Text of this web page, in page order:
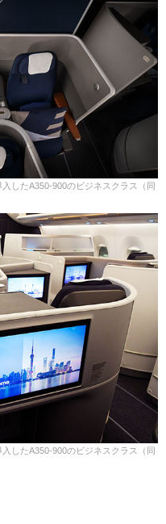
したA350-900のビジネスクラス（同
したA350-900のビジネスクラス（同